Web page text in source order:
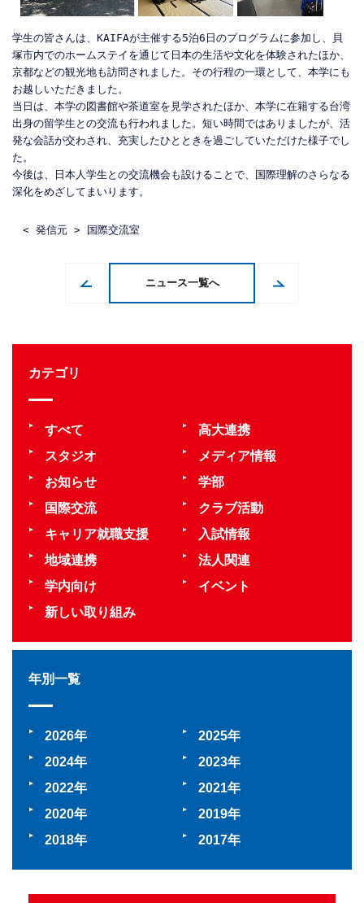
学生の皆さんは、KAIFAが主催する5泊6日のプログラムに参加し、貝
塚市内でのホームステイを通じて日本の生活や文化を体験されたほか、
京都などの観光地も訪問されました。その行程の一環として、本学にも
お越しいただきました。
当日は、本学の図書館や茶道室を見学されたほか、本学に在籍する台湾
出身の留学生との交流も行われました。短い時間ではありましたが、活
発な会話が交わされ、充実したひとときを過ごしていただけた様子でし
た。
今後は、日本人学生との交流機会も設けることで、国際理解のさらなる
深化をめざしてまいります。
< 発信元 > 国際交流室
ニュース一覧へ
カテゴリ
すべて
高大連携
スタジオ
メディア情報
お知らせ
学部
国際交流
クラブ活動
キャリア就職支援
入試情報
地域連携
法人関連
学内向け
イベント
新しい取り組み
年別一覧
2026
2025
2024
2023
2022
2021
2020
2019
2018
2017